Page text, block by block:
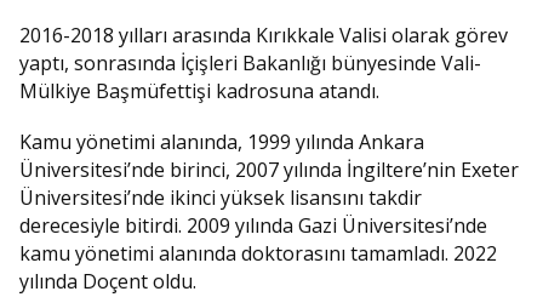
2016-2018 yılları arasında Kırıkkale Valisi olarak görev
yaptı, sonrasında İçişleri Bakanlığı bünyesinde Vali-
Mülkiye Başmüfettişi kadrosuna atandı.
Kamu yönetimi alanında, 1999 yılında Ankara
Üniversitesi’nde birinci, 2007 yılında İngiltere’nin Exeter
Üniversitesi’nde ikinci yüksek lisansını takdir
derecesiyle bitirdi. 2009 yılında Gazi Üniversitesi’nde
kamu yönetimi alanında doktorasını tamamladı. 2022
yılında Doçent oldu.